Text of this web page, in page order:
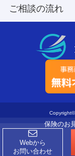
ご相談の流れ
保険のお
Webから
お問い合わせ